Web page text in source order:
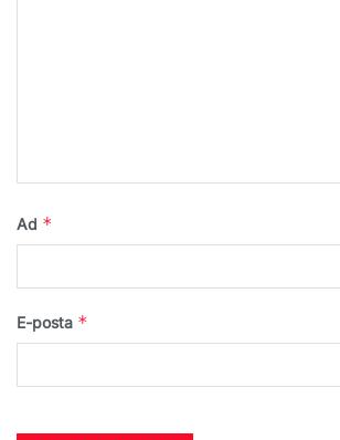
Ad *
E-posta *